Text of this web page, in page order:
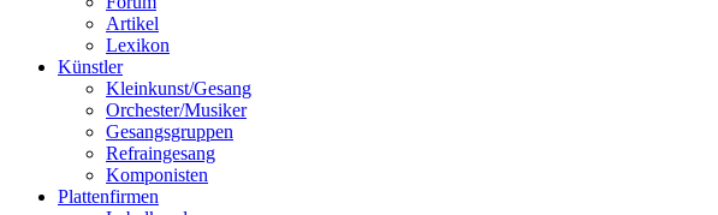
Artikel
Lexikon
Künstler
Kleinkunst/Gesang
Orchester/Musiker
Gesangsgruppen
Refraingesang
Komponisten
Plattenfirmen